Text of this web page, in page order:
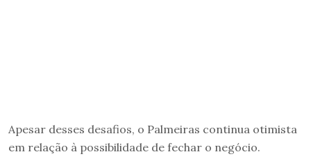
Apesar desses desafios, o Palmeiras continua otimista
em relação à possibilidade de fechar o negócio.